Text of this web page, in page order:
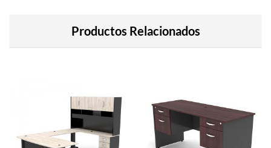
Productos Relacionados